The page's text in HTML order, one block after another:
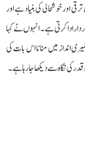
اور خوشحالی کی بنیاد ہے اور
ادا کرتی ہے۔ انہوں نے کہا
انداز میں منانا اس بات کی
کی نگاہ سے دیکھا جا رہا ہے۔